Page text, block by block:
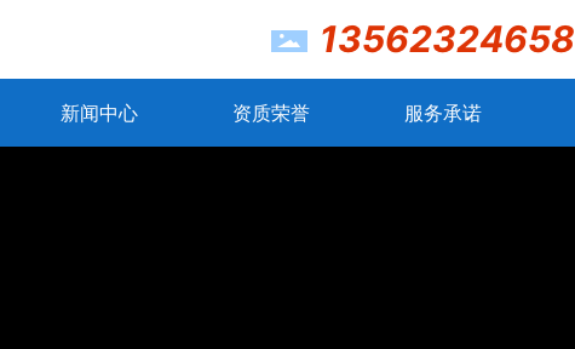
13562324658
新闻中心 资质荣誉 服务承诺